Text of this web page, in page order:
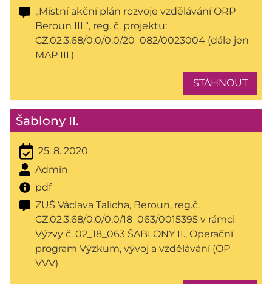
„Místní akční plán rozvoje vzdělávání ORP
Beroun III.“, reg. č. projektu:
CZ.02.3.68/0.0/0.0/20_082/0023004 (dále jen
MAP III.)
STÁHNOUT
Šablony II.
25. 8. 2020
Admin
pdf
ZUŠ Václava Talicha, Beroun, reg.č.
CZ.02.3.68/0.0/0.0/18_063/0015395 v rámci
Výzvy č. 02_18_063 ŠABLONY II., Operační
program Výzkum, vývoj a vzdělávání (OP
VVV)